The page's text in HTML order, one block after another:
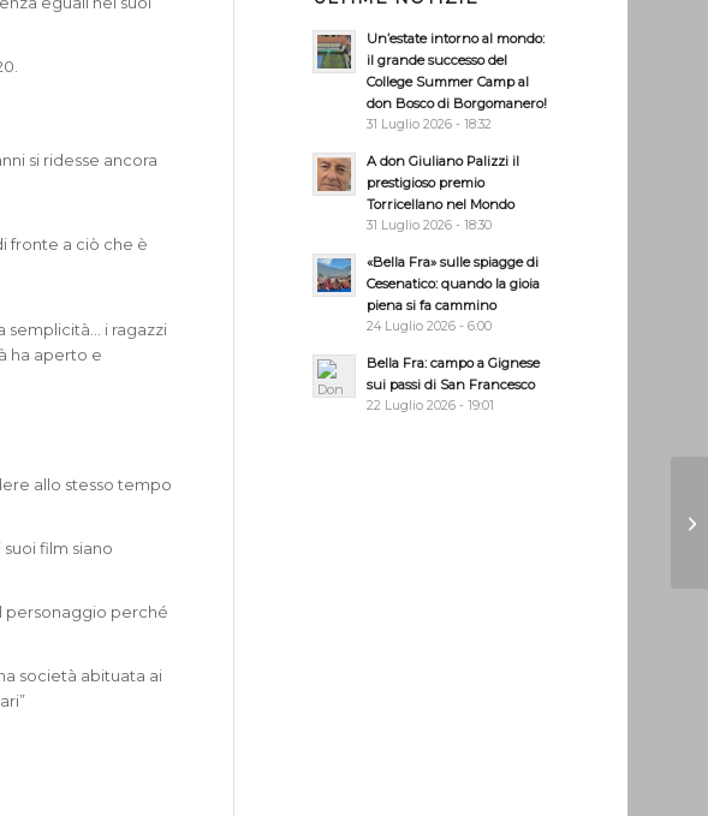
si ridesse ancora
fronte a ciò che è
semplicità… i ragazzi
ha aperto e
allo stesso tempo
film siano
personaggio perché
società abituata ai
Un’estate intorno al mondo:
il grande successo del
College Summer Camp al
don Bosco di Borgomanero!
31 Luglio 2026 - 18:32
A don Giuliano Palizzi il
prestigioso premio
Torricellano nel Mondo
31 Luglio 2026 - 18:30
«Bella Fra» sulle spiagge di
Cesenatico: quando la gioia
piena si fa cammino
24 Luglio 2026 - 6:00
Bella Fra: campo a Gignese
sui passi di San Francesco
22 Luglio 2026 - 19:01